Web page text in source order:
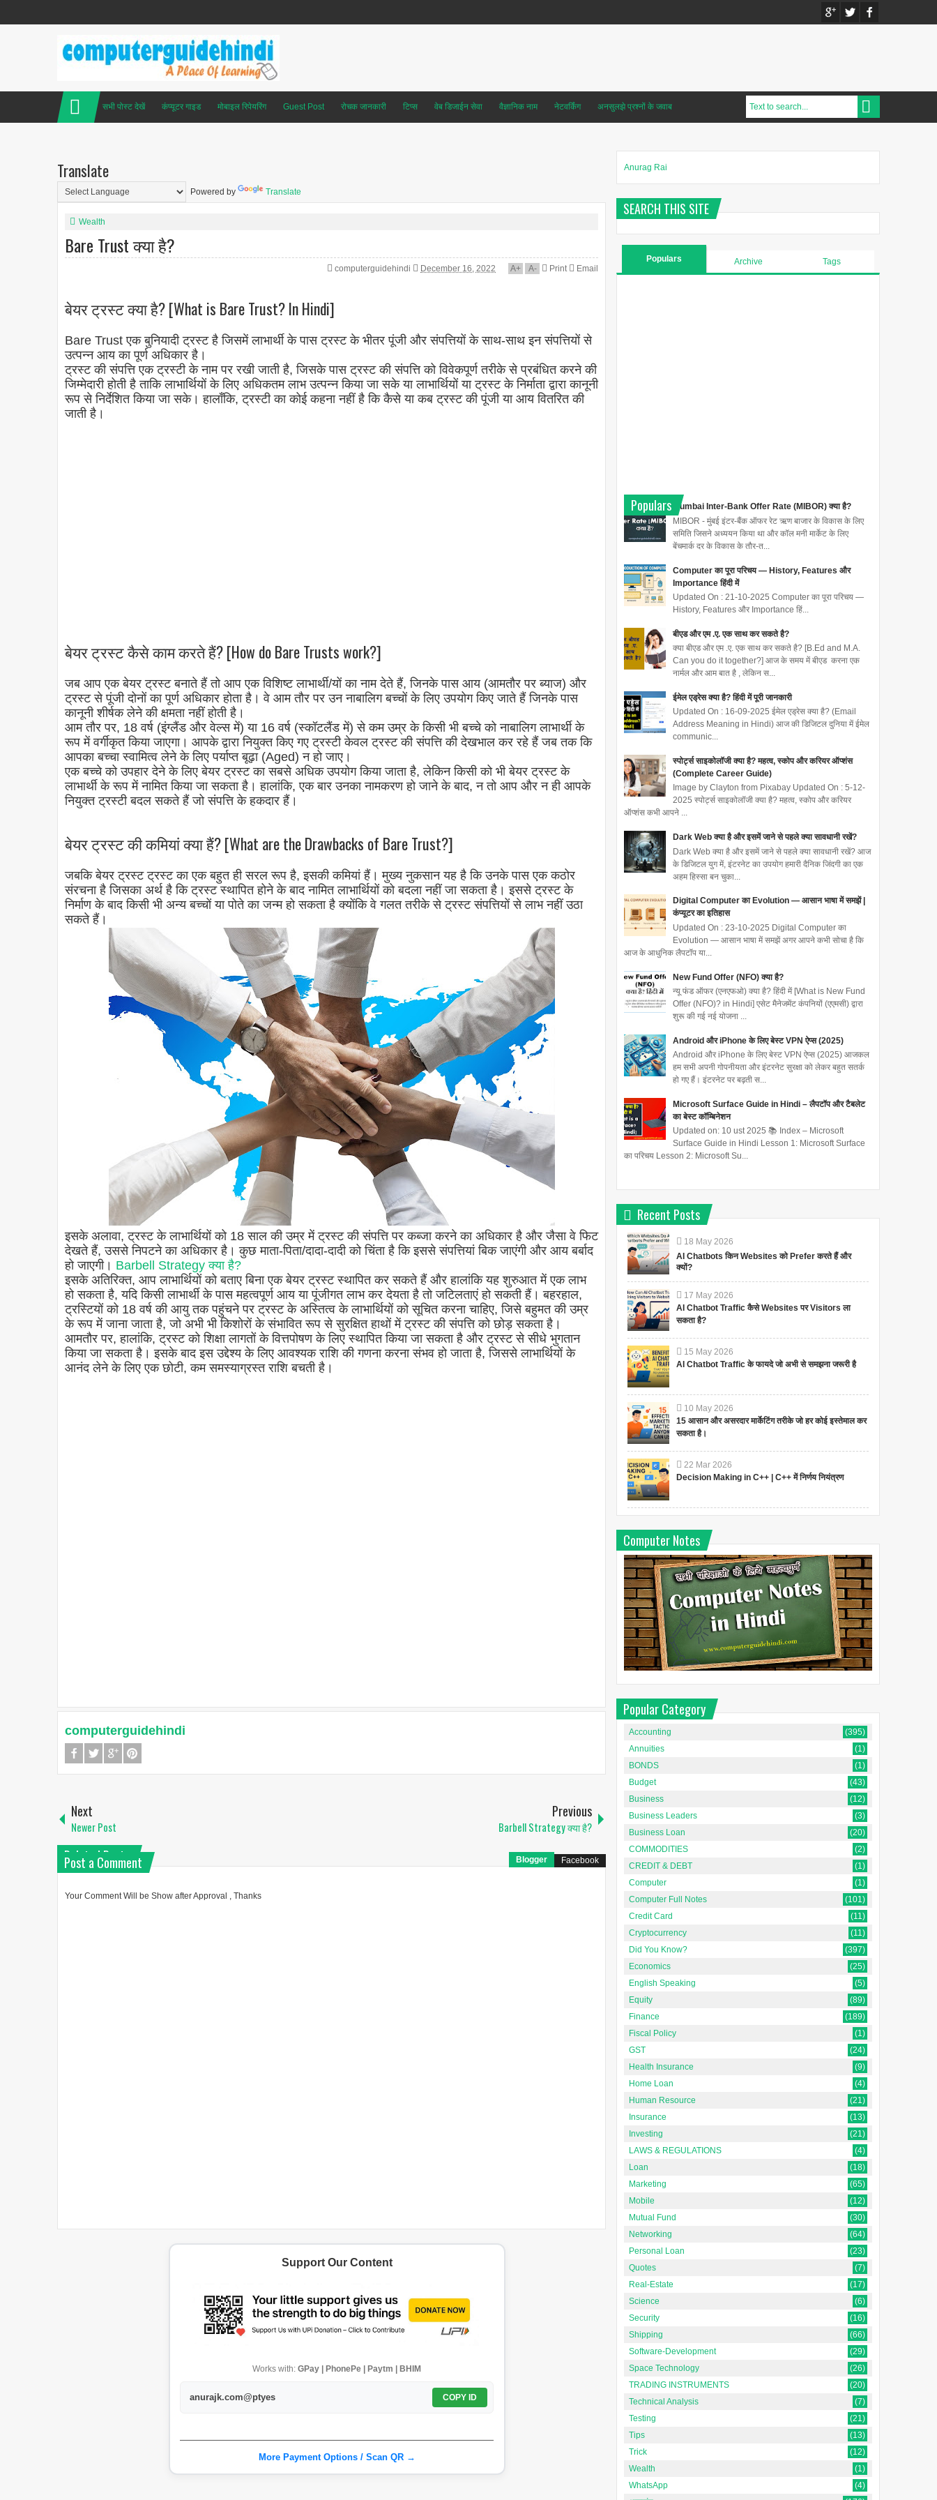
सभी पोस्ट देखें कंप्यूटर गाइड मोबाइल रिपेयरिंग Guest Post रोचक जानकारी टिप्स वेब डिजाईन सेवा वैज्ञानिक नाम नेटवर्किंग अनसुलझे प्रश्नों के जवाब
Translate
Powered by Translate
Wealth
Bare Trust क्या है?
computerguidehindi December 16, 2022 A+ A- Print Email
बेयर ट्रस्ट क्या है? [What is Bare Trust? In Hindi]
Bare Trust एक बुनियादी ट्रस्ट है जिसमें लाभार्थी के पास ट्रस्ट के भीतर पूंजी और संपत्तियों के साथ-साथ इन संपत्तियों से
उत्पन्न आय का पूर्ण अधिकार है।
ट्रस्ट की संपत्ति एक ट्रस्टी के नाम पर रखी जाती है, जिसके पास ट्रस्ट की संपत्ति को विवेकपूर्ण तरीके से प्रबंधित करने की
जिम्मेदारी होती है ताकि लाभार्थियों के लिए अधिकतम लाभ उत्पन्न किया जा सके या लाभार्थियों या ट्रस्ट के निर्माता द्वारा कानूनी
रूप से निर्देशित किया जा सके। हालाँकि, ट्रस्टी का कोई कहना नहीं है कि कैसे या कब ट्रस्ट की पूंजी या आय वितरित की
जाती है।
बेयर ट्रस्ट कैसे काम करते हैं? [How do Bare Trusts work?]
जब आप एक बेयर ट्रस्ट बनाते हैं तो आप एक विशिष्ट लाभार्थी/यों का नाम देते हैं, जिनके पास आय (आमतौर पर ब्याज) और
ट्रस्ट से पूंजी दोनों का पूर्ण अधिकार होता है। वे आम तौर पर उन नाबालिग बच्चों के लिए उपयोग किए जाते हैं जिनके पास
कानूनी शीर्षक लेने की क्षमता नहीं होती है।
आम तौर पर, 18 वर्ष (इंग्लैंड और वेल्स में) या 16 वर्ष (स्कॉटलैंड में) से कम उम्र के किसी भी बच्चे को नाबालिग लाभार्थी के
रूप में वर्गीकृत किया जाएगा। आपके द्वारा नियुक्त किए गए ट्रस्टी केवल ट्रस्ट की संपत्ति की देखभाल कर रहे हैं जब तक कि
आपका बच्चा स्वामित्व लेने के लिए पर्याप्त बूढ़ा (Aged) न हो जाए।
एक बच्चे को उपहार देने के लिए बेयर ट्रस्ट का सबसे अधिक उपयोग किया जाता है, लेकिन किसी को भी बेयर ट्रस्ट के
लाभार्थी के रूप में नामित किया जा सकता है। हालांकि, एक बार उनका नामकरण हो जाने के बाद, न तो आप और न ही आपके
नियुक्त ट्रस्टी बदल सकते हैं जो संपत्ति के हकदार हैं।
बेयर ट्रस्ट की कमियां क्या हैं? [What are the Drawbacks of Bare Trust?]
जबकि बेयर ट्रस्ट ट्रस्ट का एक बहुत ही सरल रूप है, इसकी कमियां हैं। मुख्य नुकसान यह है कि उनके पास एक कठोर
संरचना है जिसका अर्थ है कि ट्रस्ट स्थापित होने के बाद नामित लाभार्थियों को बदला नहीं जा सकता है। इससे ट्रस्ट के
निर्माण के बाद किसी भी अन्य बच्चों या पोते का जन्म हो सकता है क्योंकि वे गलत तरीके से ट्रस्ट संपत्तियों से लाभ नहीं उठा
सकते हैं।
इसके अलावा, ट्रस्ट के लाभार्थियों को 18 साल की उम्र में ट्रस्ट की संपत्ति पर कब्जा करने का अधिकार है और जैसा वे फिट
देखते हैं, उससे निपटने का अधिकार है। कुछ माता-पिता/दादा-दादी को चिंता है कि इससे संपत्तियां बिक जाएंगी और आय बर्बाद
हो जाएगी। Barbell Strategy क्या है?
इसके अतिरिक्त, आप लाभार्थियों को बताए बिना एक बेयर ट्रस्ट स्थापित कर सकते हैं और हालांकि यह शुरुआत में एक लाभ
हो सकता है, यदि किसी लाभार्थी के पास महत्वपूर्ण आय या पूंजीगत लाभ कर देयता है तो जटिलताएं हो सकती हैं। बहरहाल,
ट्रस्टियों को 18 वर्ष की आयु तक पहुंचने पर ट्रस्ट के अस्तित्व के लाभार्थियों को सूचित करना चाहिए, जिसे बहुमत की उम्र
के रूप में जाना जाता है, जो अभी भी किशोरों के संभावित रूप से सुरक्षित हाथों में ट्रस्ट की संपत्ति को छोड़ सकता है।
आमतौर पर, हालांकि, ट्रस्ट को शिक्षा लागतों के वित्तपोषण के लिए स्थापित किया जा सकता है और ट्रस्ट से सीधे भुगतान
किया जा सकता है। इसके बाद इस उद्देश्य के लिए आवश्यक राशि की गणना करना संभव हो जाता है, जिससे लाभार्थियों के
आनंद लेने के लिए एक छोटी, कम समस्याग्रस्त राशि बचती है।
computerguidehindi
Next
Newer Post
Previous
Barbell Strategy क्या है?
Related Posts
Post a Comment Blogger Facebook
Your Comment Will be Show after Approval , Thanks
Support Our Content
Works with:GPay | PhonePe | Paytm | BHIM
anurajk.com@ptyes COPY ID
More Payment Options / Scan QR →
Anurag Rai
SEARCH THIS SITE
Populars Archive Tags
Populars
Mumbai Inter-Bank Offer Rate (MIBOR) क्या है?
MIBOR - मुंबई इंटर-बैंक ऑफर रेट ऋण बाजार के विकास के लिए
समिति जिसने अध्ययन किया था और कॉल मनी मार्केट के लिए
बेंचमार्क दर के विकास के तौर-त...
Computer का पूरा परिचय — History, Features और
Importance हिंदी में
Updated On : 21-10-2025 Computer का पूरा परिचय —
History, Features और Importance हिं...
बीएड और एम .ए. एक साथ कर सकते है?
क्या बीएड और एम .ए. एक साथ कर सकते है? [B.Ed and M.A.
Can you do it together?] आज के समय में बीएड करना एक
नार्मल और आम बात है , लेकिन स...
ईमेल एड्रेस क्या है? हिंदी में पूरी जानकारी
Updated On : 16-09-2025 ईमेल एड्रेस क्या है? (Email
Address Meaning in Hindi) आज की डिजिटल दुनिया में ईमेल
communic...
स्पोर्ट्स साइकोलॉजी क्या है? महत्व, स्कोप और करियर ऑप्शंस
(Complete Career Guide)
Image by Clayton from Pixabay Updated On : 5-12-
2025 स्पोर्ट्स साइकोलॉजी क्या है? महत्व, स्कोप और करियर
ऑप्शंस कभी आपने ...
Dark Web क्या है और इसमें जाने से पहले क्या सावधानी रखें?
Dark Web क्या है और इसमें जाने से पहले क्या सावधानी रखें? आज
के डिजिटल युग में, इंटरनेट का उपयोग हमारी दैनिक जिंदगी का एक
अहम हिस्सा बन चुका...
Digital Computer का Evolution — आसान भाषा में समझें |
कंप्यूटर का इतिहास
Updated On : 23-10-2025 Digital Computer का
Evolution — आसान भाषा में समझें अगर आपने कभी सोचा है कि
आज के आधुनिक लैपटॉप या...
New Fund Offer (NFO) क्या है?
न्यू फंड ऑफर (एनएफओ) क्या है? हिंदी में [What is New Fund
Offer (NFO)? in Hindi] एसेट मैनेजमेंट कंपनियों (एएमसी) द्वारा
शुरू की गई नई योजना ...
Android और iPhone के लिए बेस्ट VPN ऐप्स (2025)
Android और iPhone के लिए बेस्ट VPN ऐप्स (2025) आजकल
हम सभी अपनी गोपनीयता और इंटरनेट सुरक्षा को लेकर बहुत सतर्क
हो गए हैं। इंटरनेट पर बढ़ती स...
Microsoft Surface Guide in Hindi – लैपटॉप और टैबलेट
का बेस्ट कॉम्बिनेशन
Updated on: 10 ust 2025 📚 Index – Microsoft
Surface Guide in Hindi Lesson 1: Microsoft Surface
का परिचय Lesson 2: Microsoft Su...
Recent Posts
18 May 2026
AI Chatbots किन Websites को Prefer करते हैं और
क्यों?
17 May 2026
AI Chatbot Traffic कैसे Websites पर Visitors ला
सकता है?
15 May 2026
AI Chatbot Traffic के फायदे जो अभी से समझना जरूरी है
10 May 2026
15 आसान और असरदार मार्केटिंग तरीके जो हर कोई इस्तेमाल कर
सकता है।
22 Mar 2026
Decision Making in C++ | C++ में निर्णय नियंत्रण
Computer Notes
Popular Category
Accounting
(395)
Annuities
(1)
BONDS
(1)
Budget
(43)
Business
(12)
Business Leaders
(3)
Business Loan
(20)
COMMODITIES
(2)
CREDIT & DEBT
(1)
Computer
(1)
Computer Full Notes
(101)
Credit Card
(11)
Cryptocurrency
(11)
Did You Know?
(397)
Economics
(25)
English Speaking
(5)
Equity
(89)
Finance
(189)
Fiscal Policy
(1)
GST
(24)
Health Insurance
(9)
Home Loan
(4)
Human Resource
(21)
Insurance
(13)
Investing
(21)
LAWS & REGULATIONS
(4)
Loan
(18)
Marketing
(65)
Mobile
(12)
Mutual Fund
(30)
Networking
(64)
Personal Loan
(23)
Quotes
(7)
Real-Estate
(17)
Science
(6)
Security
(16)
Shipping
(66)
Software-Development
(29)
Space Technology
(26)
TRADING INSTRUMENTS
(20)
Technical Analysis
(7)
Testing
(21)
Tips
(13)
Trick
(12)
Wealth
(1)
WhatsApp
(4)